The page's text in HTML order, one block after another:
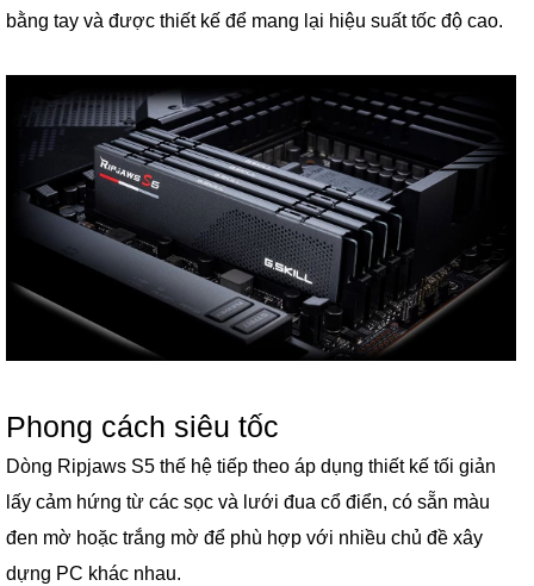
bằng tay và được thiết kế để mang lại hiệu suất tốc độ cao.
Phong cách siêu tốc
Dòng Ripjaws S5 thế hệ tiếp theo áp dụng thiết kế tối giản
lấy cảm hứng từ các sọc và lưới đua cổ điển, có sẵn màu
đen mờ hoặc trắng mờ để phù hợp với nhiều chủ đề xây
dựng PC khác nhau.